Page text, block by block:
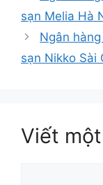
sạn Melia Hà
Ngân
sạn Nikko Sài
Viết